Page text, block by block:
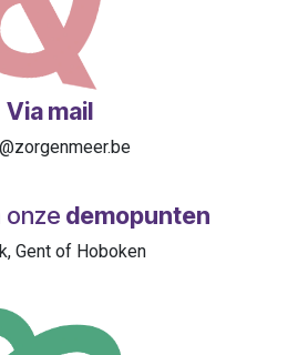
Via mail
onze demopunten
Gent of Hoboken